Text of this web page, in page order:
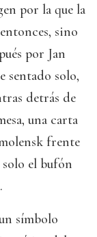
por la que la
sino
por Jan
sentado solo,
detrás de
una carta
frente
el bufón
símbolo